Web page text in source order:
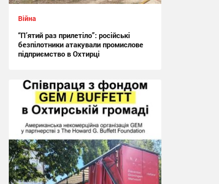
Війна
“П’ятий раз прилетіло”: російські
безпілотники атакували промислове
підприємство в Охтирці
21:29 вчора